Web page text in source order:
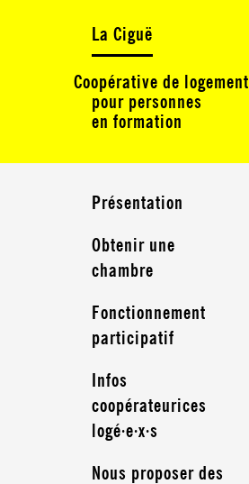
La Ciguë
Coopérative de logement
pour personnes
en formation
Présentation
Obtenir une
chambre
Fonctionnement
participatif
Infos
coopérateurices
logé·e·x·s
Nous proposer des